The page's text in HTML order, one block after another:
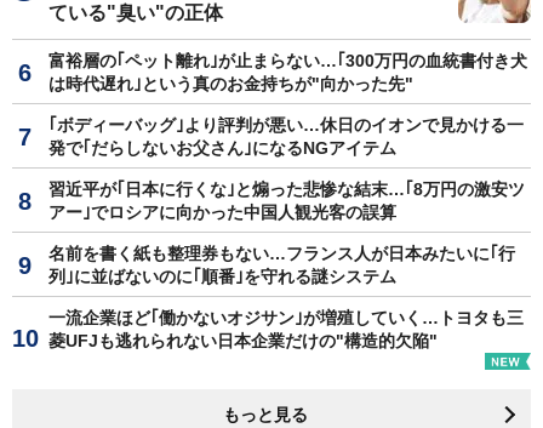
ている"臭い"の正体
富裕層の｢ペット離れ｣が止まらない…｢300万円の血統書付き犬
は時代遅れ｣という真のお金持ちが"向かった先"
｢ボディーバッグ｣より評判が悪い…休日のイオンで見かける一
発で｢だらしないお父さん｣になるNGアイテム
習近平が｢日本に行くな｣と煽った悲惨な結末…｢8万円の激安ツ
アー｣でロシアに向かった中国人観光客の誤算
名前を書く紙も整理券もない…フランス人が日本みたいに｢行
列｣に並ばないのに｢順番｣を守れる謎システム
一流企業ほど｢働かないオジサン｣が増殖していく…トヨタも三
菱UFJも逃れられない日本企業だけの"構造的欠陥"
もっと見る